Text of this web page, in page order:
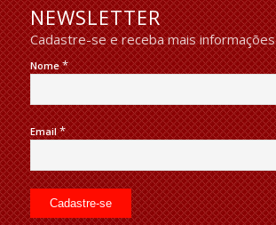
NEWSLETTER
Cadastre-se e receba mais informações
Nome*
Email*